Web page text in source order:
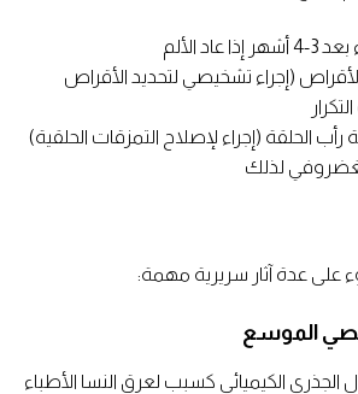
الألم
(إجراء تشخيصي لتحديد الأقراص
رأب الحلقة (إجراء لإصلاح التمزقات الحلقية)
لذلك
على عدة آثار سريرية مهمة:
الموسع
الجذري الكيميائي كسبب لعرق النسا الأطباء